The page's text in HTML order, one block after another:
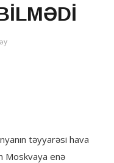
təyyarəsi hava
Moskvaya enə